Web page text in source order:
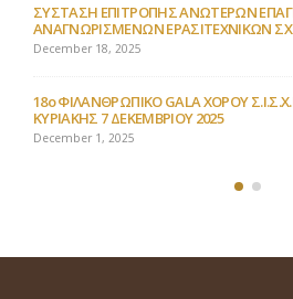
ΣΥΣΤΑΣΗ ΕΠΙΤΡΟΠΗΣ ΑΝΩΤΕΡΩΝ
ΑΝΑΓΝΩΡΙΣΜΕΝΩΝ ΕΡΑΣΙΤΕΧΝΙΚΩΝ
December 18, 2025
18ο ΦΙΛΑΝΘΡΩΠΙΚΟ GALA ΧΟΡΟΥ
ΚΥΡΙΑΚΗΣ 7 ΔΕΚΕΜΒΡΙΟΥ 2025
December 1, 2025